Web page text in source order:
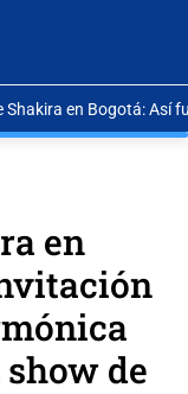
Shakira en Bogotá: Así
en
de